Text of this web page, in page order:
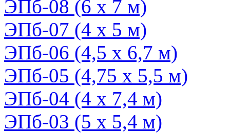
ЭПб-08 (6 х 7 м)
ЭПб-07 (4 х 5 м)
ЭПб-06 (4,5 х 6,7 м)
ЭПб-05 (4,75 x 5,5 м)
ЭПб-04 (4 х 7,4 м)
ЭПб-03 (5 х 5,4 м)